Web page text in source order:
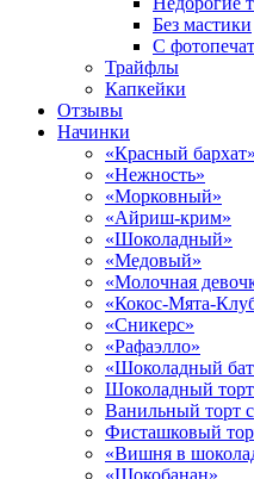
Без мастики
С
Трайфлы
Капкейки
Отзывы
Начинки
«Красный бархат»
«Нежность»
«Морковный»
«Айриш-крим»
«Шоколадный»
«Медовый»
«Молочная
«Кокос-Мята-
«Сникерс»
«Рафаэлло»
«Шоколадный
Шоколадный
Ванильный торт
Фисташковый
«Вишня в
«Шокобанан»